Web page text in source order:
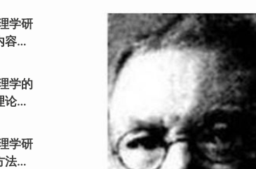
暴徒情境
调节情绪
坎农-巴德理论
改变情绪是多维的
暴徒-恐惧
两人理论区别
学研
容与
学的
论观
学研
法与